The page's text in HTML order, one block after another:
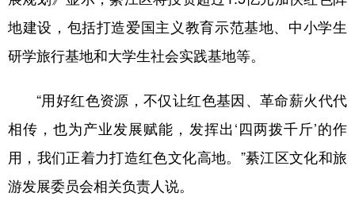
地建设，包括打造爱国主义教育示范基地、中小学生
研学旅行基地和大学生社会实践基地等。
“用好红色资源，不仅让红色基因、革命薪火代代
相传，也为产业发展赋能，发挥出‘四两拨千斤’的作
用，我们正着力打造红色文化高地。”綦江区文化和旅
游发展委员会相关负责人说。